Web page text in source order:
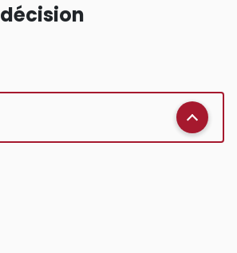
décision